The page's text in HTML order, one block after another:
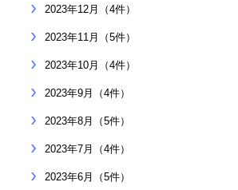
2023年12月（4件）
2023年11月（5件）
2023年10月（4件）
2023年9月（4件）
2023年8月（5件）
2023年7月（4件）
2023年6月（5件）